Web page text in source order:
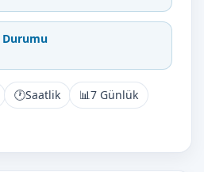
Durumu
🕐Saatlik 📊7 Günlük